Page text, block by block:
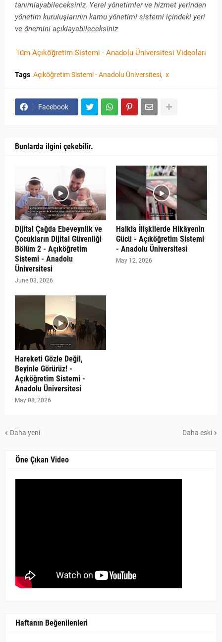
tanımlayabileceksiniz, Yerel yönetimler ve hizmet yerinden
yönetim kuruluşlarının kamu yönetimi sistemi içindeki yeri
ve önemini açıklayabileceksiniz
Tüm Açıköğretim Sistemi - Anadolu Üniversitesi Videoları
Tags Açıköğretim Sistemi - Anadolu Üniversitesi x
Facebook
Bunlarda ilgini çekebilir.
Dijital Çağda Ebeveynlik ve
Çocukların Dijital Güvenliği
Bölüm 2 - Açıköğretim
Sistemi - Anadolu
Üniversitesi
June 03, 2026
Halkla İlişkilerde Hikâyenin
Gücü - Açıköğretim Sistemi
- Anadolu Üniversitesi
May 12, 2026
Hareketi Gözle Değil,
Beyinle Görürüz! -
Açıköğretim Sistemi -
Anadolu Üniversitesi
May 08, 2026
Daha yeni Daha eski
Öne Çıkan Video
Haftanın Beğenilenleri